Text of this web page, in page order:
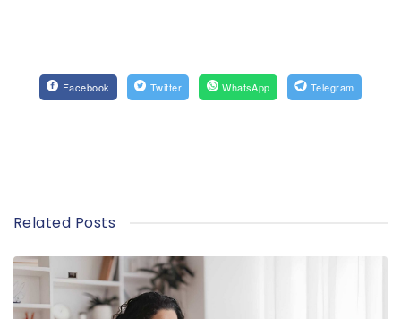
Facebook Twitter WhatsApp Telegram
Related Posts